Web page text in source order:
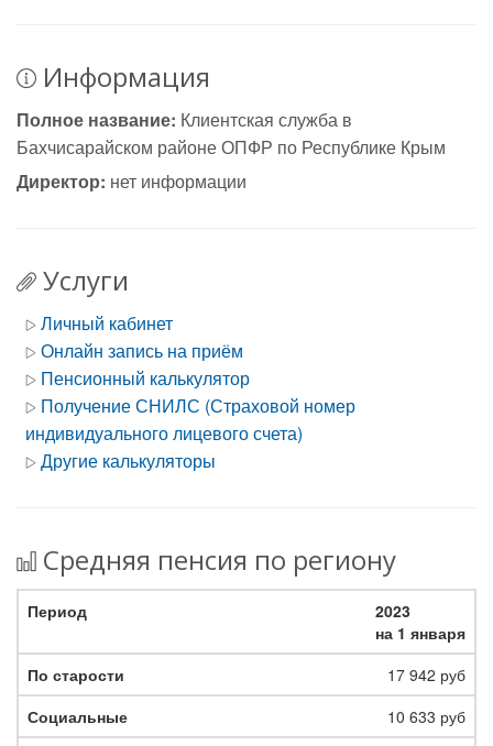
Информация
Полное название: Клиентская служба в
Бахчисарайском районе ОПФР по Республике Крым
Директор: нет информации
Услуги
Личный кабинет
Онлайн запись на приём
Пенсионный калькулятор
Получение СНИЛС (Страховой номер
индивидуального лицевого счета)
Другие калькуляторы
Средняя пенсия по региону
2023
на 1 января
17 942 руб
10 633 руб